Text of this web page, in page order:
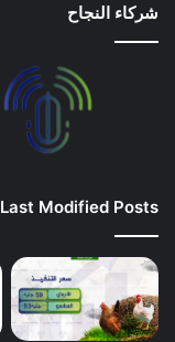
شركاء النجاح
Last Modified Posts